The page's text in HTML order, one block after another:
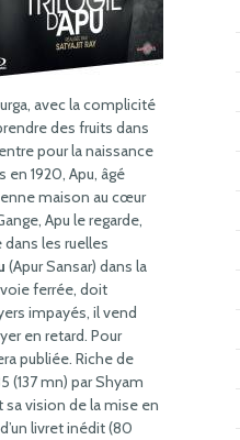
avec la complicité
des fruits dans
pour la naissance
1920, Apu, âgé
maison au cœur
Apu le regarde,
les ruelles
(Apur Sansar) dans la
ferrée, doit
impayés, il vend
en retard. Pour
publiée. Riche de
(137 mn) par Shyam
sa vision de la mise en
livret inédit (80